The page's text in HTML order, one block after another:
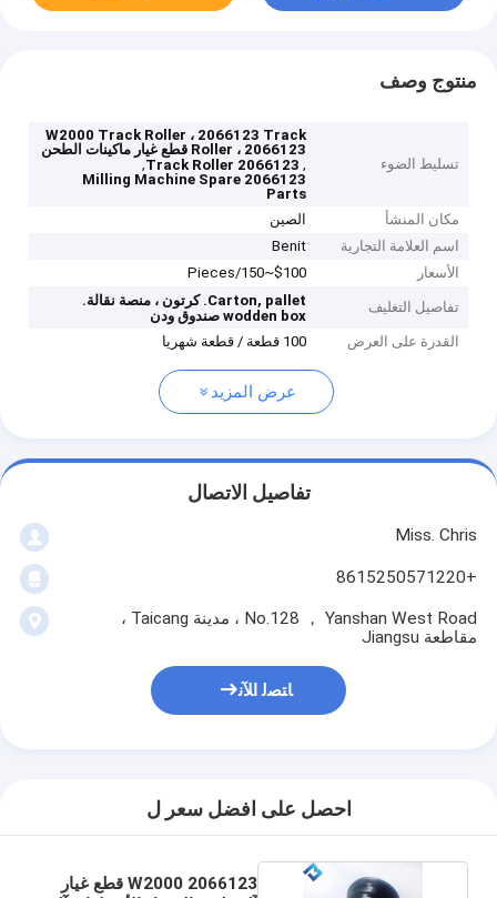
منتوج وصف
تسليط الضوء
W2000 Track Roller ، 2066123 Track
Roller ، 2066123 قطع غيار ماكينات الطحن
,
2066123 Track Roller
,
2066123 Milling Machine Spare
Parts
مكان المنشأ
الصين
اسم العلامة التجارية
Benit
الأسعار
$100~150/Pieces
تفاصيل التغليف Carton, pallet. كرتون ، منصة نقالة.
wodden box صندوق ودن
القدرة على العرض
100 قطعة / قطعة شهريا
عرض المزيد
تفاصيل الاتصال
Miss. Chris
+8615250571220
No.128 ， Yanshan West Road ، مدينة Taicang ،
مقاطعة Jiangsu
ﺎﺘﺼﻟ ﺍﻶﻧ
احصل على افضل سعر ل
2066123 W2000 قطع غيار